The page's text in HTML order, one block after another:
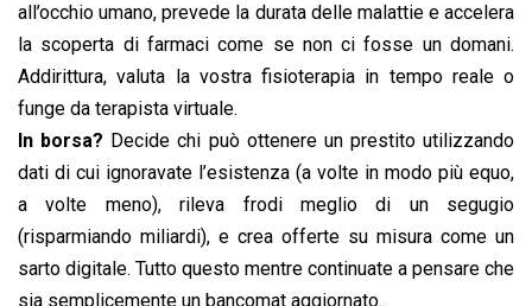
all’occhio umano, prevede la durata delle malattie e accelera
la scoperta di farmaci come se non ci fosse un domani.
Addirittura, valuta la vostra fisioterapia in tempo reale o
funge da terapista virtuale.
In borsa? Decide chi può ottenere un prestito utilizzando
dati di cui ignoravate l’esistenza (a volte in modo più equo,
a volte meno), rileva frodi meglio di un segugio
(risparmiando miliardi), e crea offerte su misura come un
sarto digitale. Tutto questo mentre continuate a pensare che
sia semplicemente un bancomat aggiornato.